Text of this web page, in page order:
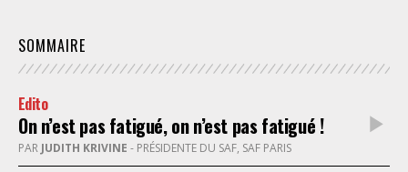
SOMMAIRE
Edito
On n’est pas fatigué, on n’est pas fatigué !
PAR JUDITH KRIVINE - PRÉSIDENTE DU SAF, SAF PARIS